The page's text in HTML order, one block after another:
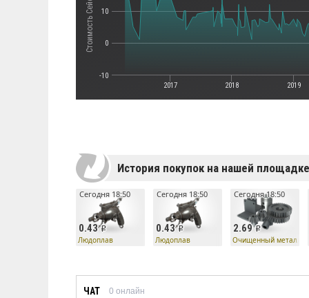
2017 2018 2019
-10
0
10
История покупок на нашей площадке
0.43
Сегодня 18:50
Людоплав
0.43
Сегодня 18:50
Людоплав
2.69
Сегодня 18:50
Очищенный металл
ЧАТ 0 онлайн